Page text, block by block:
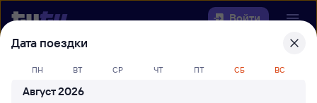
Войти
Выберите день, чтобы найтиж/д
билеты Вирандозеро (98 км) —
Дата поездки
ПН ВТ СР ЧТ ПТ СБ ВС
Август 2026